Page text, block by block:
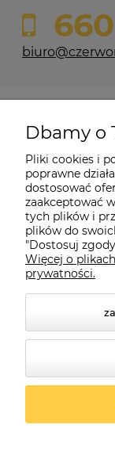
Moje konto
O firmie
Czerwona Dynia
© 2026
Dbamy o
Pliki cookies i
poprawne
dostosować
zaakceptować
tych plików i
plików do
"Dostosuj
Więcej o
prywatności.